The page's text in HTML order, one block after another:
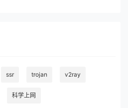
ssr trojan v2ray
科学上网